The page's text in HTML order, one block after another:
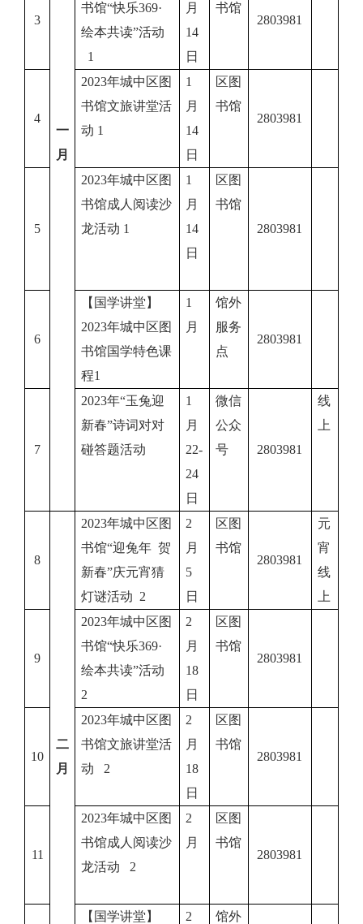
一
月
3
书馆“快乐369·
绘本共读”活动
1
月
14
日
书馆
2803981
4
2023年城中区图
书馆文旅讲堂活
动 1
1
月
14
日
区图
书馆
2803981
5
2023年城中区图
书馆成人阅读沙
龙活动 1
1
月
14
日
区图
书馆
2803981
6
【国学讲堂】
2023年城中区图
书馆国学特色课
程1
1
月
馆外
服务
点
2803981
7
2023年“玉兔迎
新春”诗词对对
碰答题活动
1
月
22-
24
日
微信
公众
号
2803981
线
上
8
二
月
2023年城中区图
书馆“迎兔年 贺
新春”庆元宵猜
灯谜活动 2
2
月
5
日
区图
书馆
2803981
元
宵
线
上
9
2023年城中区图
书馆“快乐369·
绘本共读”活动
2
2
月
18
日
区图
书馆
2803981
10
2023年城中区图
书馆文旅讲堂活
动 2
2
月
18
日
区图
书馆
2803981
11
2023年城中区图
书馆成人阅读沙
龙活动 2
2
月
区图
书馆
2803981
【国学讲堂】
2
馆外